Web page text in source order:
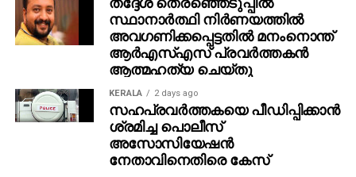
മനോഹരമായ പങ്കുവെക്കലാണ് ഇപ്പോള്‍ സോഷ്യല്‍
മീഡിയയില്‍ ചര്‍ച്ചയായിരിക്കുന്നത്.
സ്ഥാനാര്‍ത്ഥി നിര്‍ണയത്തില്‍
അവഗണിക്കപ്പെട്ടതില്‍ മനംനൊന്ത്
ആര്‍എസ്എസ് പ്രവര്‍ത്തകന്‍
ആത്മഹത്യ ചെയ്തു
KERALA 2 days ago
സഹപ്രവര്‍ത്തകയെ പീഡിപ്പിക്കാന്‍
ശ്രമിച്ച പൊലീസ്
അസോസിയേഷന്‍
നേതാവിനെതിരെ കേസ്